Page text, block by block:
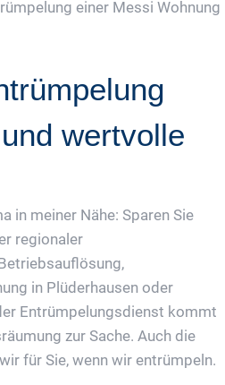
einer Messi Wohnung
wertvolle
in meiner Nähe: Sparen Sie
regionaler
in Plüderhausen oder
Entrümpelungsdienst kommt
zur Sache. Auch die
für Sie, wenn wir entrümpeln.